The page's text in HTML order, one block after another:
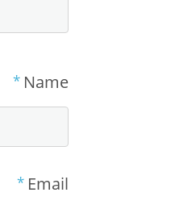
Name
*
Email
*